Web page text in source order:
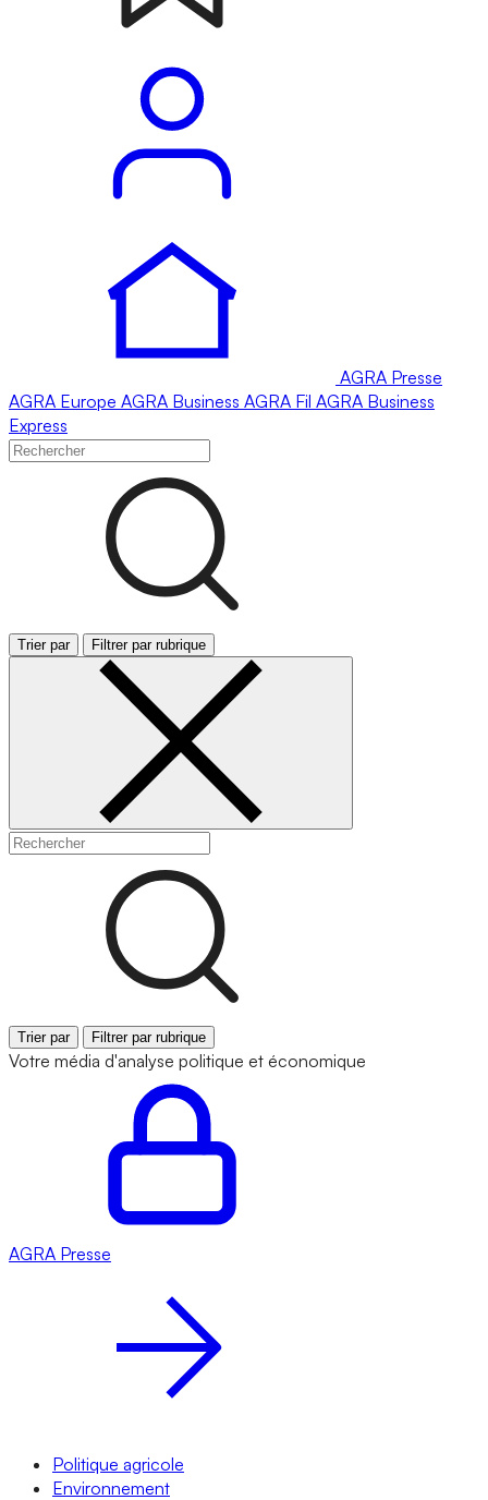
AGRA Presse
AGRA Europe AGRA Business AGRA Fil AGRA Business
Express
Trier par Filtrer par rubrique
Trier par Filtrer par rubrique
Votre média d'analyse politique et économique
AGRA Presse
Politique agricole
Environnement